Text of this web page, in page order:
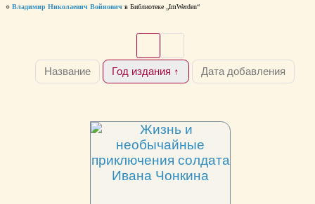
○ Владимир Николаевич Войнович в Библиотеке „ImWerden“
Название Год издания ↑ Дата добавления